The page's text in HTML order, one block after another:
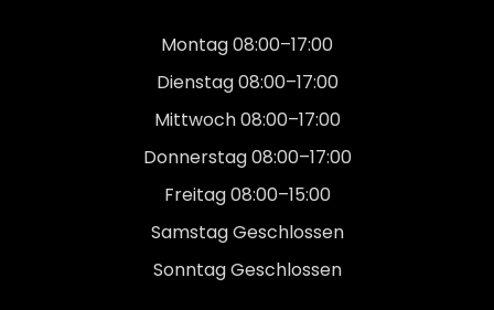
Montag 08:00–17:00
Dienstag 08:00–17:00
Mittwoch 08:00–17:00
Donnerstag 08:00–17:00
Freitag 08:00–15:00
Samstag Geschlossen
Sonntag Geschlossen